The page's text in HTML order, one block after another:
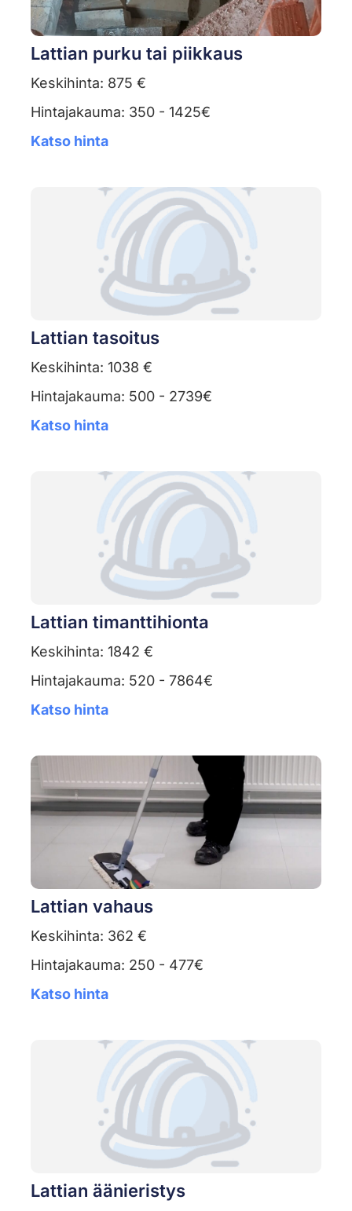
Lattian purku tai piikkaus
Keskihinta: 875 €
Hintajakauma: 350 - 1425€
Katso hinta
Lattian tasoitus
Keskihinta: 1038 €
Hintajakauma: 500 - 2739€
Katso hinta
Lattian timanttihionta
Keskihinta: 1842 €
Hintajakauma: 520 - 7864€
Katso hinta
Lattian vahaus
Keskihinta: 362 €
Hintajakauma: 250 - 477€
Katso hinta
Lattian äänieristys